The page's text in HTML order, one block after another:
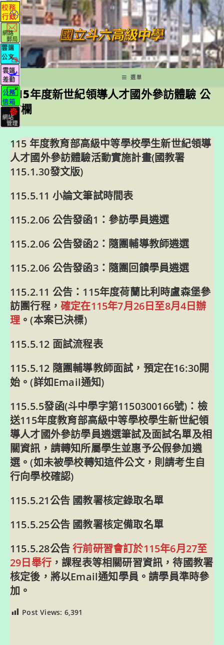
跳
轉
至
主
要
內
容
選單
115年度新世紀領導人才國外參訪體驗 公
佈欄
115 年度教育部高級中等學校學生新世紀領導
人才國外參訪體驗活動實施計畫(國教署
115.1.30發文版)
115.5.11 小論文筆試時間表
115.2.06 公告發函1： 參訪學員遴選
115.2.06 公告發函2： 隨團輔導教師遴選
115.2.06 公告發函3： 隨團回饋學員遴選
115.2.11 公告：115年度荷蘭比利時盧森堡參
訪團行程， 確定在115年7月26日至8月4日辦
理。(本案已決標)
115.5.12 面試流程表
115.5.12 隨團輔導教師面試，預定在16:30開
始。(詳如Email通知)
115.5.5發函(斗中學字第1150300166號)：檢
送115年度教育部高級中等學校學生新世紀領
導人才國外參訪學員遴選筆試及面試名單及相
關資訊，請轉知所屬學生並惠予公假參加遴
選。(如未被學校轉知這件公文，則請考生自
行向學校確認)
115.5.21公告 國教署核定錄取名單
115.5.25公告 國教署核定備取名單
115.5.28公告行前研習會訂於115年6月27至
29日舉行 ，課程表等相關研習資訊，待國教署
核定後，將以Email通知學員。請學員準時參
加。
Post Views: 6,391